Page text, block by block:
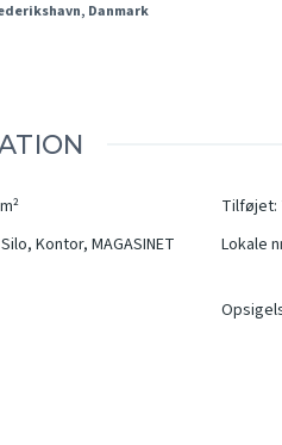
Danmark
m² Tilføjet:
, Kontor, MAGASINET
Lokale